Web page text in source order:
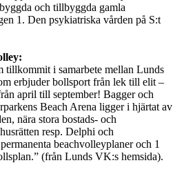
och tillbyggda gamla
1. Den psykiatriska vården på S:t
tillkommit i samarbete mellan Lunds
erbjuder bollsport från lek till elit –
april till september! Bagger och
Beach Arena ligger i hjärtat av
nära stora bostads- och
resp. Delphi och
beachvolleyplaner och 1
(från Lunds VK:s hemsida).